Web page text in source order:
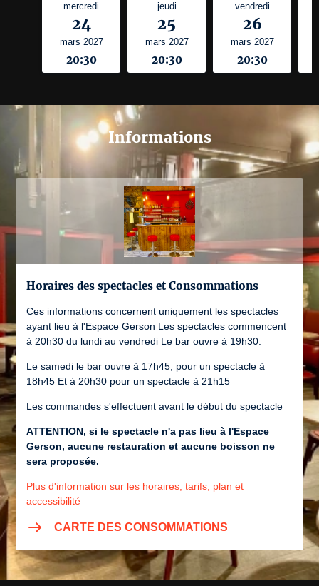
mercredi
24
mars 2027
20:30
jeudi
25
mars 2027
20:30
vendredi
26
mars 2027
20:30
Informations
Horaires des spectacles et Consommations
Ces informations concernent uniquement les spectacles
ayant lieu à l'Espace Gerson Les spectacles commencent
à 20h30 du lundi au vendredi Le bar ouvre à 19h30.
Le samedi le bar ouvre à 17h45, pour un spectacle à
18h45 Et à 20h30 pour un spectacle à 21h15
Les commandes s'effectuent avant le début du spectacle
ATTENTION, si le spectacle n'a pas lieu à l'Espace
Gerson, aucune restauration et aucune boisson ne
sera proposée.
Plus d'information sur les horaires, tarifs, plan et
accessibilité
CARTE DES CONSOMMATIONS